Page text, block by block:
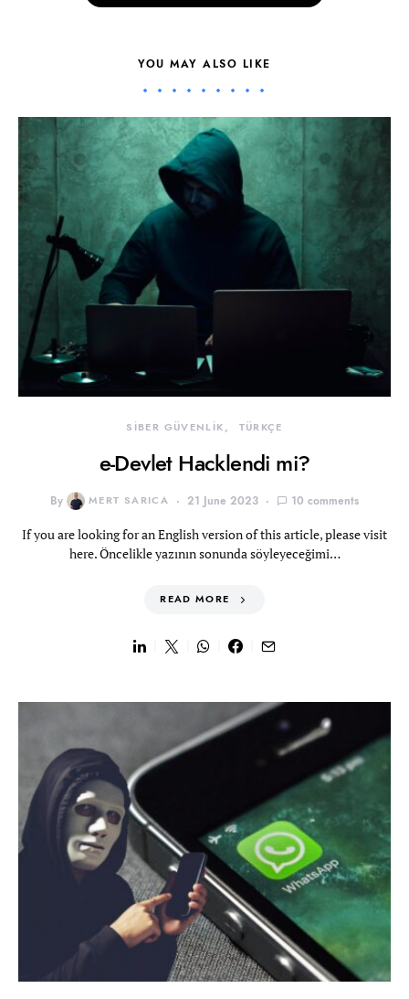
YOU MAY ALSO LIKE
SİBER GÜVENLİK TÜRKÇE
e-Devlet Hacklendi mi?
By MERT SARICA 21 June 2023 10 comments
If you are looking for an English version of this article, please visit
here. Öncelikle yazının sonunda söyleyeceğimi…
READ MORE